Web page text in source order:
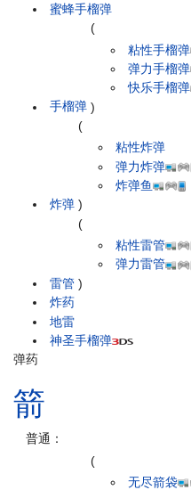
蜜蜂手榴弹
手榴弹
(
粘性手榴弹
弹力手榴弹
快乐手榴弹
)
炸弹
(
粘性炸弹
弹力炸弹
炸弹鱼
)
雷管
(
粘性雷管
弹力雷管
)
炸药
地雷
神圣手榴弹
弹药
箭
普通：
(
无尽箭袋